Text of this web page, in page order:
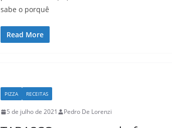
sabe o porquê
Read More
PIZZA RECEITAS
5 de julho de 2021 Pedro De Lorenzi